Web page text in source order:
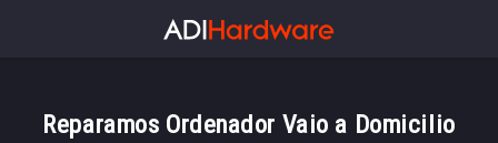
Reparamos Ordenador Vaio a Domicilio